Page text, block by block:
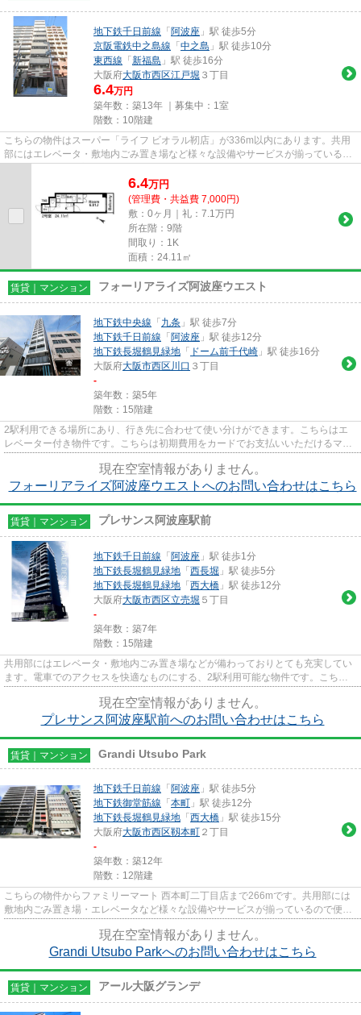
地下鉄千日前線 「 阿波座 」駅 徒歩5分
京阪電鉄中之島線 「 中之島 」駅 徒歩10分
東西線 「 新福島 」駅 徒歩16分
大阪府大阪市西区江戸堀 ３丁目
6.4万円
築年数：築13年 ｜募集中： 1室
階数：10階建
こちらの物件はスーパー「ライフ ビオラル靭店」が336m以内にあります。共用
部にはエレベータ・敷地内ごみ置き場など様々な設備やサービスが揃っているの
6.4万円
(管理費・共益費 7,000円)
敷：0ヶ月｜礼：7.1万円
所在階：9階
間取り：1K
面積：24.11㎡
賃貸｜マンション フォーリアライズ阿波座ウエスト
地下鉄中央線 「 九条 」駅 徒歩7分
地下鉄千日前線 「 阿波座 」駅 徒歩12分
地下鉄長堀鶴見緑地 「 ドーム前千代崎 」駅 徒歩16分
大阪府大阪市西区 川口 ３丁目
-
築年数：築5年
階数：15階建
2駅利用できる場所にあり、行き先に合わせて使い分けができます。こちらはエ
レベーター付き物件です。こちらは初期費用をカードでお支払いいただけるマン
現在空室情報がありません。
フォーリアライズ阿波座ウエストへのお問い合わせはこちら
賃貸｜マンション プレサンス阿波座駅前
地下鉄千日前線 「 阿波座 」駅 徒歩1分
地下鉄長堀鶴見緑地 「 西長堀 」駅 徒歩5分
地下鉄長堀鶴見緑地 「 西大橋 」駅 徒歩12分
大阪府大阪市西区立売堀 ５丁目
-
築年数：築7年
階数：15階建
共用部にはエレベータ・敷地内ごみ置き場などが備わっておりとても充実してい
ます。電車でのアクセスを快適なものにする、2駅利用可能な物件です。こちら
現在空室情報がありません。
プレサンス阿波座駅前へのお問い合わせはこちら
賃貸｜マンション Grandi Utsubo Park
地下鉄千日前線 「 阿波座 」駅 徒歩5分
地下鉄御堂筋線 「 本町 」駅 徒歩12分
地下鉄長堀鶴見緑地 「 西大橋 」駅 徒歩15分
大阪府大阪市西区靱本町 ２丁目
-
築年数：築12年
階数：12階建
こちらの物件からファミリーマート 西本町二丁目店まで266mです。共用部には
敷地内ごみ置き場・エレベータなど様々な設備やサービスが揃っているので便利
現在空室情報がありません。
Grandi Utsubo Parkへのお問い合わせはこちら
賃貸｜マンション アール大阪グランデ